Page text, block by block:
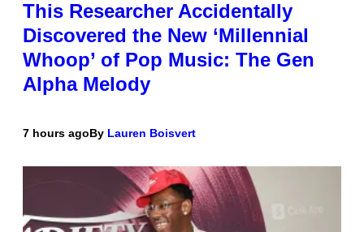
This Researcher Accidentally
Discovered the New ‘Millennial
Whoop’ of Pop Music: The Gen
Alpha Melody
7 hours agoBy Lauren Boisvert